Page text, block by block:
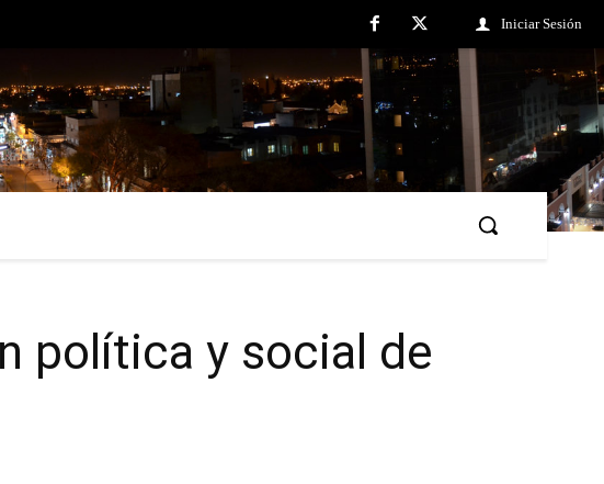
Iniciar Sesión
política y social de